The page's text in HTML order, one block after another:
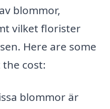
blommor,
vilket florister
Here are some
cost:
blommor är